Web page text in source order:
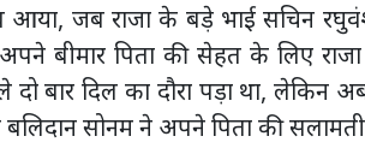
जब राजा के बड़े भाई सचिन
बीमार पिता की सेहत के लिए
बार दिल का दौरा पड़ा था, लेकिन
सोनम ने अपने पिता की